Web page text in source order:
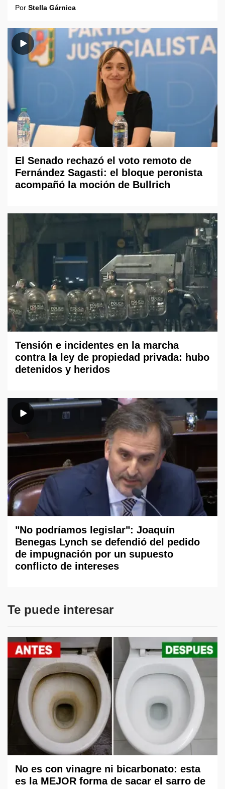
Por Stella Gárnica
El Senado rechazó el voto remoto de
Fernández Sagasti: el bloque peronista
acompañó la moción de Bullrich
Tensión e incidentes en la marcha
contra la ley de propiedad privada: hubo
detenidos y heridos
"No podríamos legislar": Joaquín
Benegas Lynch se defendió del pedido
de impugnación por un supuesto
conflicto de intereses
Te puede interesar
No es con vinagre ni bicarbonato: esta
es la MEJOR forma de sacar el sarro de